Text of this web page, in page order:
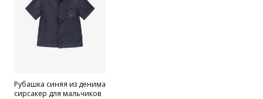
Рубашка синяя из денима
сирсакер для мальчиков